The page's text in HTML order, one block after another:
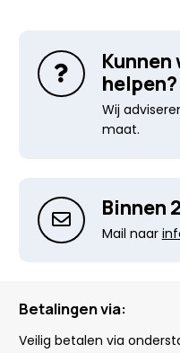
Kunnen
helpen?
Wij
maat.
Binnen
Mail naar
Betalingen via:
Veilig betalen via